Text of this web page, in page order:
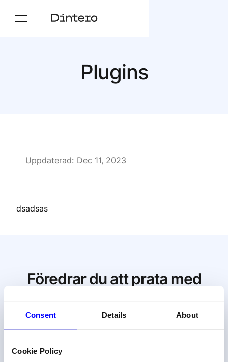
Consent Details About
Cookie Policy
Plugins
Uppdaterad: Dec 11, 2023
dsadsas
Föredrar du att prata med
oss?
Ta hjälp av en av våra betalningsexperter.